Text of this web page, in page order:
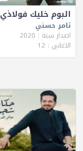
البوم خليك فولاذي
تامر حسني
اصدار سنة : 2020
الاغاني : 12